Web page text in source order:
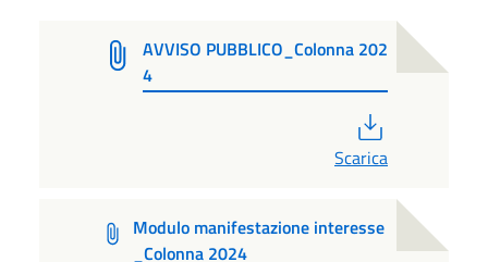
AVVISO PUBBLICO_Colonna 202
4
Scarica
Modulo manifestazione interesse
_Colonna 2024